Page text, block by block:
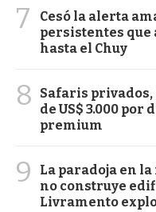
7
Cesó la alerta
persistentes que
hasta el Chuy
8
Safaris
de US$ 3.000 por
premium
9
La paradoja en
no construye
Livramento